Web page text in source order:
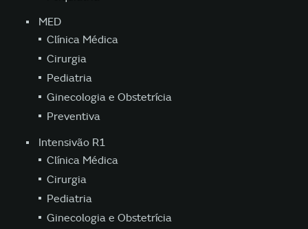
MED
Clínica Médica
Cirurgia
Pediatria
Ginecologia e Obstetrícia
Preventiva
Intensivão R1
Clínica Médica
Cirurgia
Pediatria
Ginecologia e Obstetrícia